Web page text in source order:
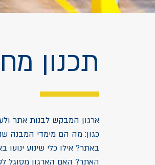
תכנון
ארגון המבקש לבנות אתר
כגון: מה הם מימדי המבנה
באתר? אילו כלי שינוע
האתר? האם הארגון מסוגל